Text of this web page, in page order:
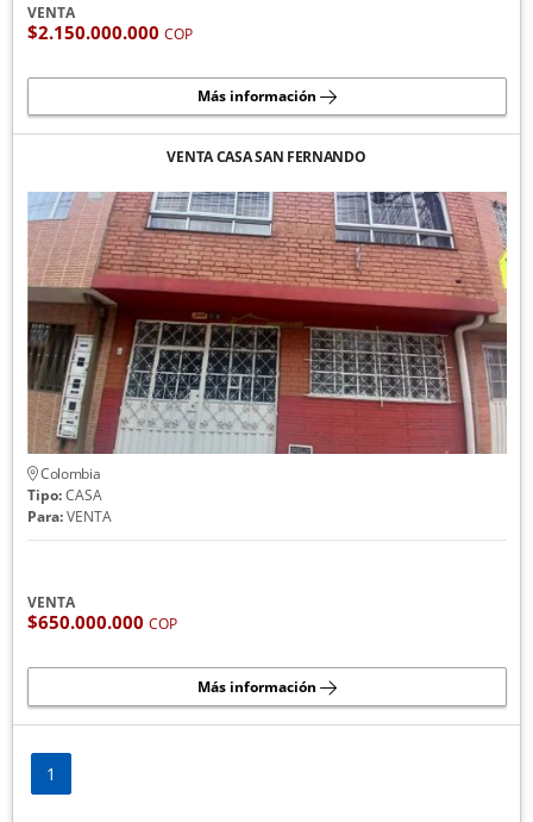
VENTA
$2.150.000.000 COP
Más información
VENTA CASA SAN FERNANDO
Colombia
Tipo:CASA
Para:VENTA
VENTA
$650.000.000 COP
Más información
1